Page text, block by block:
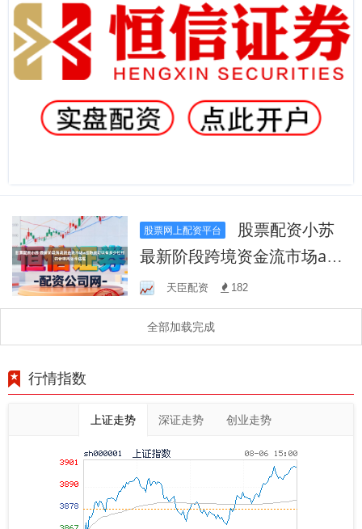
股票网上配资平台
最新阶段跨境资金流市场a股
融资可以有多少杠杆的合规
风险评估框
天臣配资 182
全部加载完成
行情指数
上证走势 深证走势 创业走势